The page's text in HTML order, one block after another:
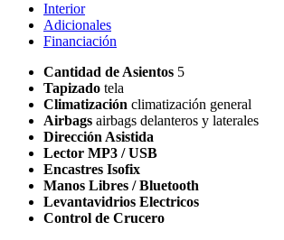
Interior
Adicionales
Financiación
Cantidad de Asientos 5
Tapizado tela
Climatización climatización general
Airbags airbags delanteros y laterales
Dirección Asistida
Lector MP3 / USB
Encastres Isofix
Manos Libres / Bluetooth
Levantavidrios Electricos
Control de Crucero